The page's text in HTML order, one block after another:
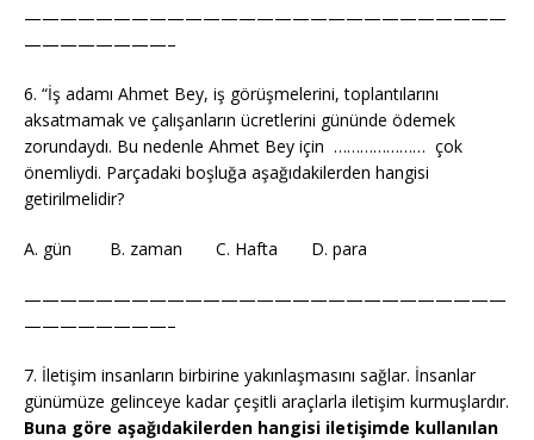
———————————————————————————
————————–
6. “İş adamı Ahmet Bey, iş görüşmelerini, toplantılarını
aksatmamak ve çalışanların ücretlerini gününde ödemek
zorundaydı. Bu nedenle Ahmet Bey için ………………… çok
önemliydi. Parçadaki boşluğa aşağıdakilerden hangisi
getirilmelidir?
A. gün B. zaman C. Hafta D. para
———————————————————————————
————————–
7. İletişim insanların birbirine yakınlaşmasını sağlar. İnsanlar
günümüze gelinceye kadar çeşitli araçlarla iletişim kurmuşlardır.
Buna göre aşağıdakilerden hangisi iletişimde kullanılan